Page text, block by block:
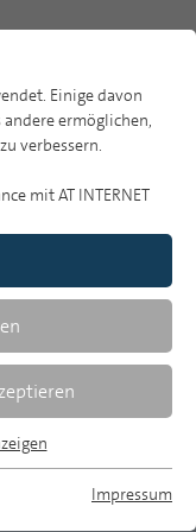
Mediennutzung 50+
des
der ARD/ZDF-
Einige davon
ermöglichen,
verbessern.
mit AT INTERNET
Funktionen derImpressum